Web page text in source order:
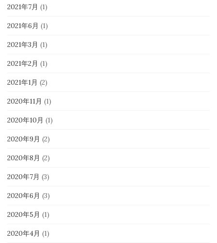
2021年7月 (1)
2021年6月 (1)
2021年3月 (1)
2021年2月 (1)
2021年1月 (2)
2020年11月 (1)
2020年10月 (1)
2020年9月 (2)
2020年8月 (2)
2020年7月 (3)
2020年6月 (3)
2020年5月 (1)
2020年4月 (1)